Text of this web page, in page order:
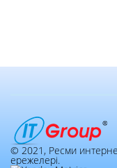
© 2021, Ресми
ережелері.